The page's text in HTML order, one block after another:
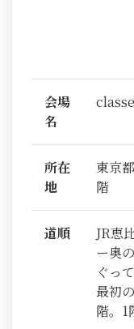
会場
名
所在
地
東京
階
道順
JR恵
ー奥
ぐっ
最初
階。1